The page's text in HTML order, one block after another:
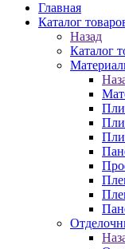
Главная
Каталог
Назад
Каталог